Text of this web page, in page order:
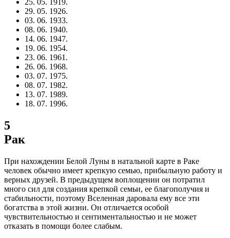
25. 05. 1919.
29. 05. 1926.
03. 06. 1933.
08. 06. 1940.
14. 06. 1947.
19. 06. 1954.
23. 06. 1961.
26. 06. 1968.
03. 07. 1975.
08. 07. 1982.
13. 07. 1989.
18. 07. 1996.
5
Рак
При нахождении Белой Луны в натальной карте в Раке
человек обычно имеет крепкую семью, прибыльную работу и
верных друзей. В предыдущем воплощении он потратил
много сил для создания крепкой семьи, ее благополучия и
стабильности, поэтому Вселенная даровала ему все эти
богатства в этой жизни. Он отличается особой
чувствительностью и сентиментальностью и не может
отказать в помощи более слабым.